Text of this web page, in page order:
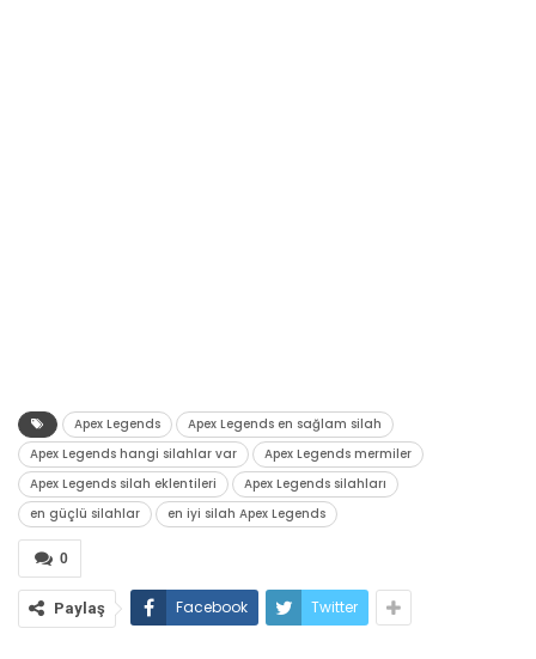
Apex Legends
Apex Legends en sağlam silah
Apex Legends hangi silahlar var
Apex Legends mermiler
Apex Legends silah eklentileri
Apex Legends silahları
en güçlü silahlar
en iyi silah Apex Legends
0
Paylaş Facebook Twitter